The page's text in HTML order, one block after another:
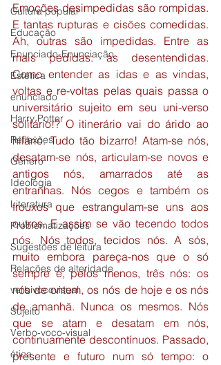
Cultura popular
Educação
Enunciado-Enunciação
Estética
enunciado
Harry Potter
Reflexões
Gênero
Ideologia
Literatura
Problematizações
Sugestões de leitura
Relações de alteridade
verbivocovisual
Sujeito
Verbo-voco-visual
ética
Emoções desimpedidas são rompidas.
E tantas rupturas e cisões comedidas.
Ah, outras são impedidas. Entre as
mais pedidas: as desentendidas.
Como entender as idas e as vindas,
voltas e re-voltas pelas quais passa o
universitário sujeito em seu uni-verso
solitário!? O itinerário vai do árido ao
hilário. Tudo tão bizarro! Atam-se nós,
desatam-se nós, articulam-se novos e
antigos nós, amarrados até as
entranhas. Nós cegos e também os
frouxos que estrangulam-se uns aos
outros. E assim se vão tecendo todos
nós. Nós todos, tecidos nós. A sós,
muito embora pareça-nos que o só
sempre é, pelos menos, três nós: os
nós de ontem, os nós de hoje e os nós
de amanhã. Nunca os mesmos. Nós
que se atam e desatam em nós,
continuamente descontínuos. Passado,
presente e futuro num só tempo: o